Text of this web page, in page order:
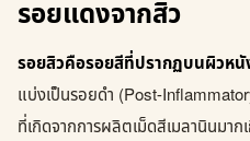
รอยแดงจากสิว
รอยสิวคือรอยสีที่ปรากฏบนผิวหนั
แบ่งเป็นรอยดำ (Post-
ที่เกิดจากการผลิตเม็ดสีเมลานินมา